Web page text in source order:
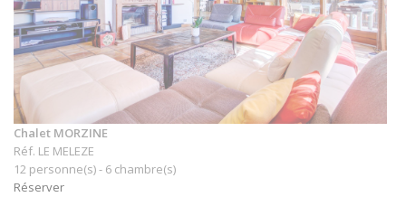
Chalet MORZINE
Réf. LE MELEZE
12 personne(s) - 6 chambre(s)
Réserver